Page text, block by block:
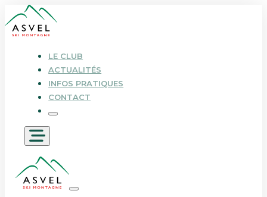
LE CLUB
ACTUALITÉS
INFOS PRATIQUES
CONTACT